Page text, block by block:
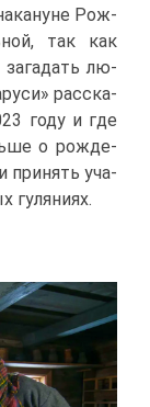
Рож­
так как
лю­
рас­ска­
го­ду и где
о рож­де­
при­нять уча­
гу­ля­ни­ях.